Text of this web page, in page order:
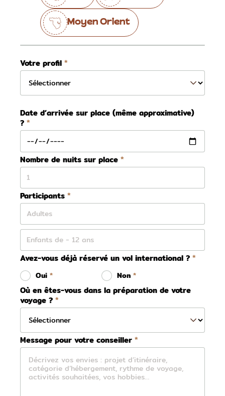
Moyen Orient
Votre profil
Date d’arrivée sur place (même approximative)
?
Nombre de nuits sur place
Participants
Avez-vous déjà réservé un vol international ?
Oui Non
Où en êtes-vous dans la préparation de votre
voyage ?
Message pour votre conseiller